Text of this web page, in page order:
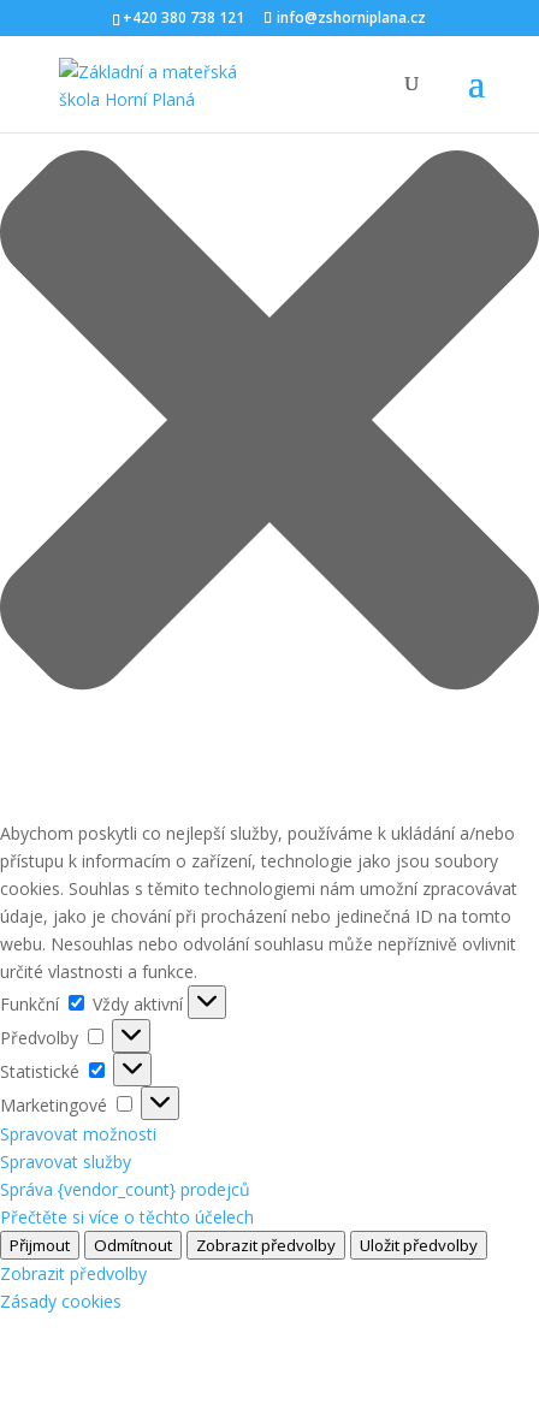
Spravovat Souhlas s cookies
Abychom poskytli co nejlepší služby, používáme k ukládání a/nebo
přístupu k informacím o zařízení, technologie jako jsou soubory
cookies. Souhlas s těmito technologiemi nám umožní zpracovávat
údaje, jako je chování při procházení nebo jedinečná ID na tomto
webu. Nesouhlas nebo odvolání souhlasu může nepříznivě ovlivnit
určité vlastnosti a funkce.
Funkční
Funkční
Vždy aktivní
Předvolby
Předvolby
Statistické
Statistické
Marketingové
Marketingové
Spravovat možnosti
Spravovat služby
Správa {vendor_count} prodejců
Přečtěte si více o těchto účelech
Přijmout Odmítnout Zobrazit předvolby Uložit předvolby
Zobrazit předvolby
Zásady cookies
+420 380 738 121 info@zshorniplana.cz